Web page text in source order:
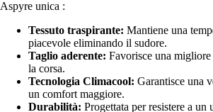
Aspyre unica :
Tessuto traspirante: Mantiene una
piacevole eliminando il sudore.
Taglio aderente: Favorisce una
la corsa.
Tecnologia Climacool: Garantisce una
un comfort maggiore.
Durabilità: Progettata per resistere a un